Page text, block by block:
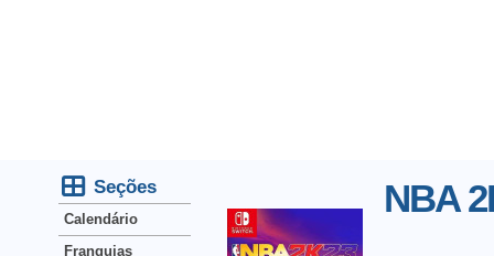
NBA
Seções
Calendário
Franquias